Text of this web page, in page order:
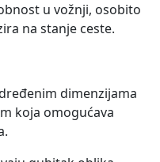
u vožnji, osobito
na stanje ceste.
dimenzijama
koja omogućava